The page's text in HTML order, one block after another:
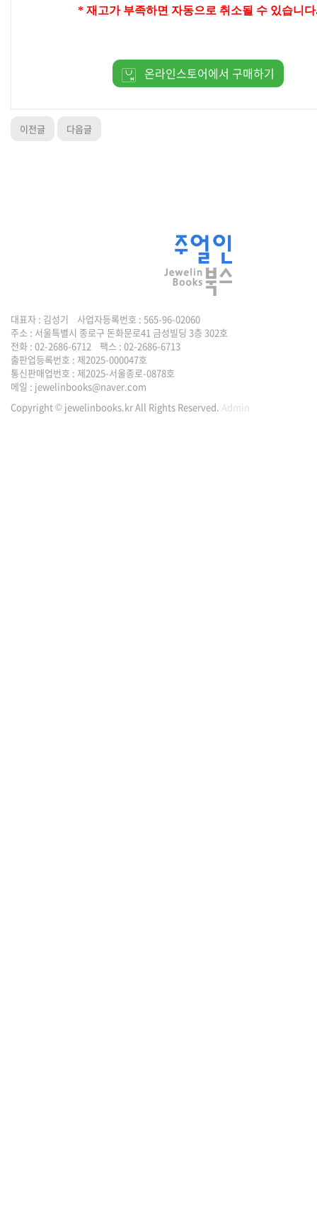
* 재고가 부족하면 자동으로 취소될 수 있습니
온라인스토어에서 구매하기
이전글 다음글
대표자 : 김성기 사업자등록번호 : 565-96-02060
주소 : 서울특별시 종로구 돈화문로41 금성빌딩 3층 302호
전화 : 02-2686-6712 팩스 : 02-2686-6713
출판업등록번호 : 제2025-000047호
통신판매업번호 : 제2025-서울종로-0878호
메일 : jewelinbooks@naver.com
Copyright © jewelinbooks.kr All Rights Reserved. Admin